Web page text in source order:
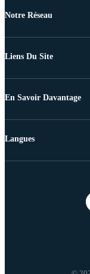
Notre Réseau
Liens Du Site
En Savoir Davantage
Langues